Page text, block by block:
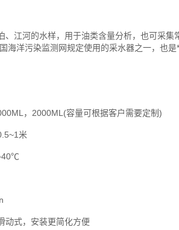
江河的水样，用于油类含量分析，也可采集
海洋污染监测网规定使用的采水器之一，也
，2000ML(容量可根据客户需要定制)
米
式，安装更简化方便